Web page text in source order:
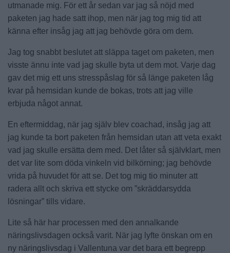
utmanade mig. För ett år sedan var jag så nöjd med
paketen jag hade satt ihop, men när jag tog mig tid att
känna efter insåg jag att jag behövde göra om dem.
Jag tog snabbt beslutet att släppa taget om paketen, men
visste ännu inte vad jag skulle byta ut dem mot. Varje dag
gav det mig ett uns stresspåslag för så länge paketen låg
kvar på hemsidan kunde de bokas, trots att jag ville
erbjuda något annat.
En eftermiddag, när jag själv blev coachad, insåg jag att
jag kunde ta bort paketen från hemsidan utan att veta exakt
vad jag skulle ersätta dem med. Det låter så självklart, men
det var lite som döda vinkeln vid bilkörning; jag behövde
vrida på huvudet för att se. Det tog mig tio minuter att
radera allt och skriva ett stycke om ”skräddarsydda
lösningar” tills vidare.
Lite så här har processen med den annalkande
näringslivsdagen också varit. När jag lyfte önskan om en
ny näringslivsdag i Vallentuna var det bara ett begrepp